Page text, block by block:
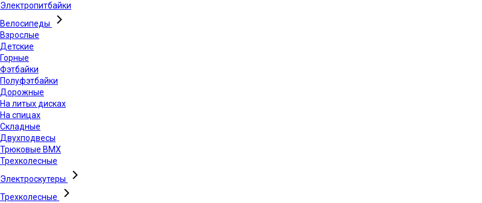
Электропитбайки
Велосипеды
Взрослые
Детские
Горные
Фэтбайки
Полуфэтбайки
Дорожные
На литых дисках
На спицах
Складные
Двухподвесы
Трюковые BMX
Трехколесные
Электроскутеры
Трехколесные